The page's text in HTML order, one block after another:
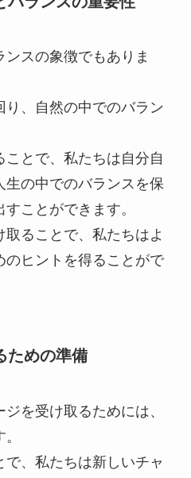
スの象徴でもありま
、自然の中でのバラン
ことで、私たちは自分自
の中でのバランスを保
ことができます。
ることで、私たちはよ
のヒントを得ることがで
ための準備
を受け取るためには、
、私たちは新しいチャ